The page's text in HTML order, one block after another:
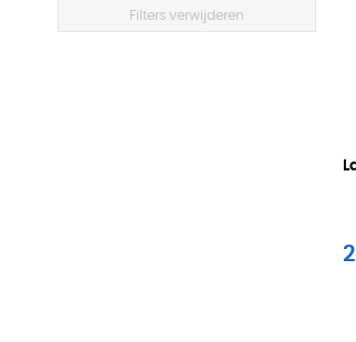
Filters verwijderen